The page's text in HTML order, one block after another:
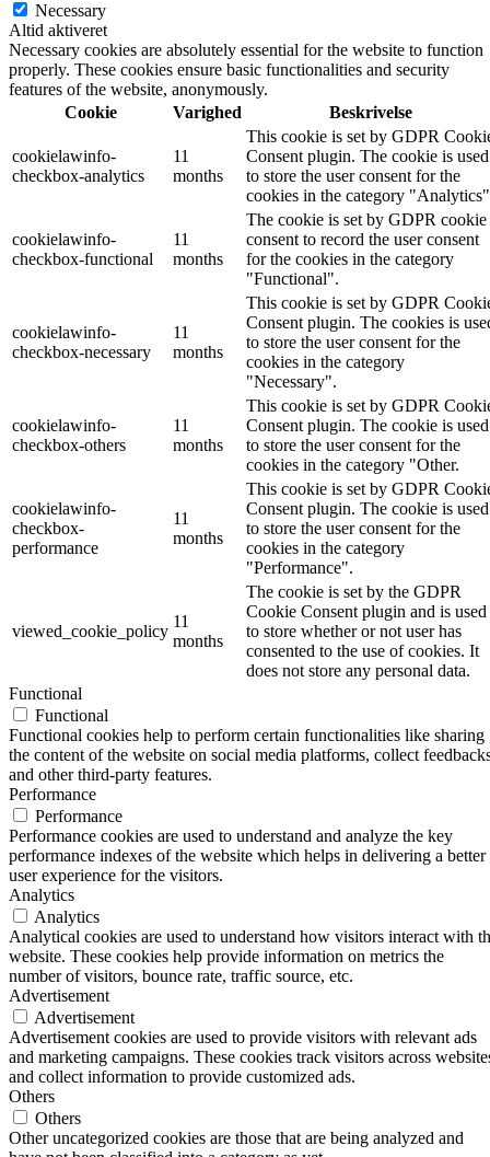
Necessary
Altid aktiveret
Necessary cookies are absolutely essential for the website to function
properly. These cookies ensure basic functionalities and security
features of the website, anonymously.
Cookie
Varighed Beskrivelse
cookielawinfo-
checkbox-analytics
11
months
This cookie is set by GDPR
Consent plugin. The cookie is used
to store the user consent for the
cookies in the category
cookielawinfo-
checkbox-functional
11
months
The cookie is set by GDPR cookie
consent to record the user consent
for the cookies in the category
"Functional".
cookielawinfo-
checkbox-necessary
11
months
This cookie is set by GDPR
Consent plugin. The cookies is
to store the user consent for the
cookies in the category
"Necessary".
cookielawinfo-
checkbox-others
11
months
This cookie is set by GDPR
Consent plugin. The cookie is used
to store the user consent for the
cookies in the category "Other.
cookielawinfo-
checkbox-
performance
11
months
This cookie is set by GDPR
Consent plugin. The cookie is used
to store the user consent for the
cookies in the category
"Performance".
viewed_cookie_policy
11
months
The cookie is set by the GDPR
Cookie Consent plugin and is used
to store whether or not user has
consented to the use of cookies. It
does not store any personal data.
Functional
Functional
Functional cookies help to perform certain functionalities like sharing
the content of the website on social media platforms, collect
and other third-party features.
Performance
Performance
Performance cookies are used to understand and analyze the key
performance indexes of the website which helps in delivering a better
user experience for the visitors.
Analytics
Analytics
Analytical cookies are used to understand how visitors interact with
website. These cookies help provide information on metrics the
number of visitors, bounce rate, traffic source, etc.
Advertisement
Advertisement
Advertisement cookies are used to provide visitors with relevant ads
and marketing campaigns. These cookies track visitors across
and collect information to provide customized ads.
Others
Others
Other uncategorized cookies are those that are being analyzed and